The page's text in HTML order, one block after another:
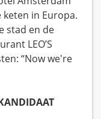
in Europa.
stad en de
LEO’S
“Now we're